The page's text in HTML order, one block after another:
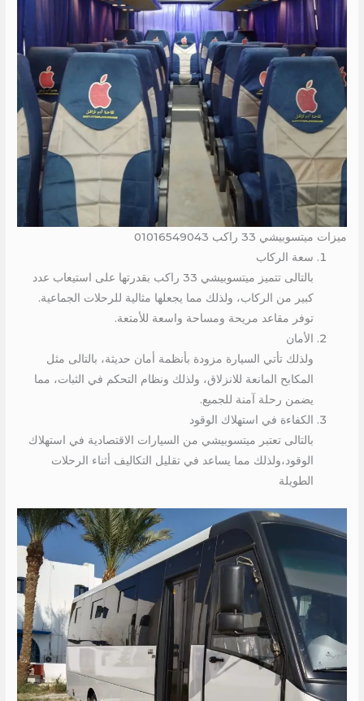
ميزات ميتسوبيشي 33 راكب 01016549043
سعة الركاب
بالتالى تتميز ميتسوبيشي 33 راكب بقدرتها على استيعاب عدد
كبير من الركاب، ولذلك مما يجعلها مثالية للرحلات الجماعية.
توفر مقاعد مريحة ومساحة واسعة للأمتعة.
الأمان
ولذلك تأتي السيارة مزودة بأنظمة أمان حديثة، بالتالى مثل
المكابح المانعة للانزلاق، ولذلك ونظام التحكم في الثبات، مما
يضمن رحلة آمنة للجميع.
الكفاءة في استهلاك الوقود
بالتالى تعتبر ميتسوبيشي من السيارات الاقتصادية في استهلاك
الوقود،ولذلك مما يساعد في تقليل التكاليف أثناء الرحلات
الطويلة